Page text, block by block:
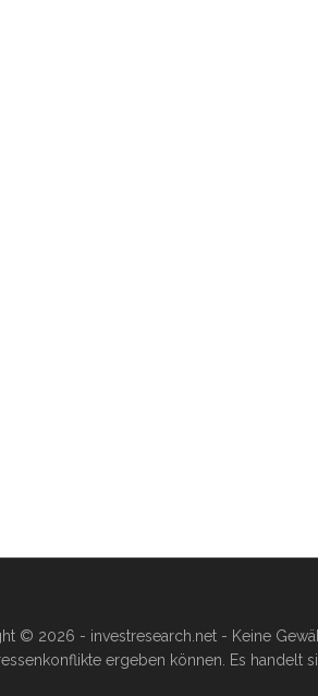
© 2026 - investresearch.net - Keine
ergeben können. Es handelt